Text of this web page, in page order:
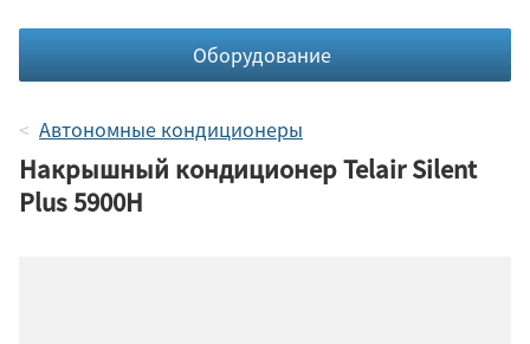
Оборудование
Автономные кондиционеры
Накрышный кондиционер Telair Silent
Plus 5900H